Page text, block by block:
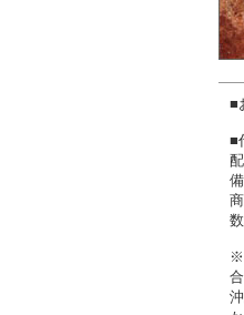
■
■
※
合